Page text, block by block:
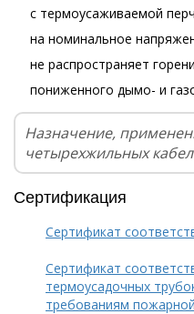
с термоусаживаемой
на номинальное
не распространяет
пониженного дымо- и
Назначение,
четырехжильных
Сертификация
Сертификат
Сертификат
термоусадочных
требованиям